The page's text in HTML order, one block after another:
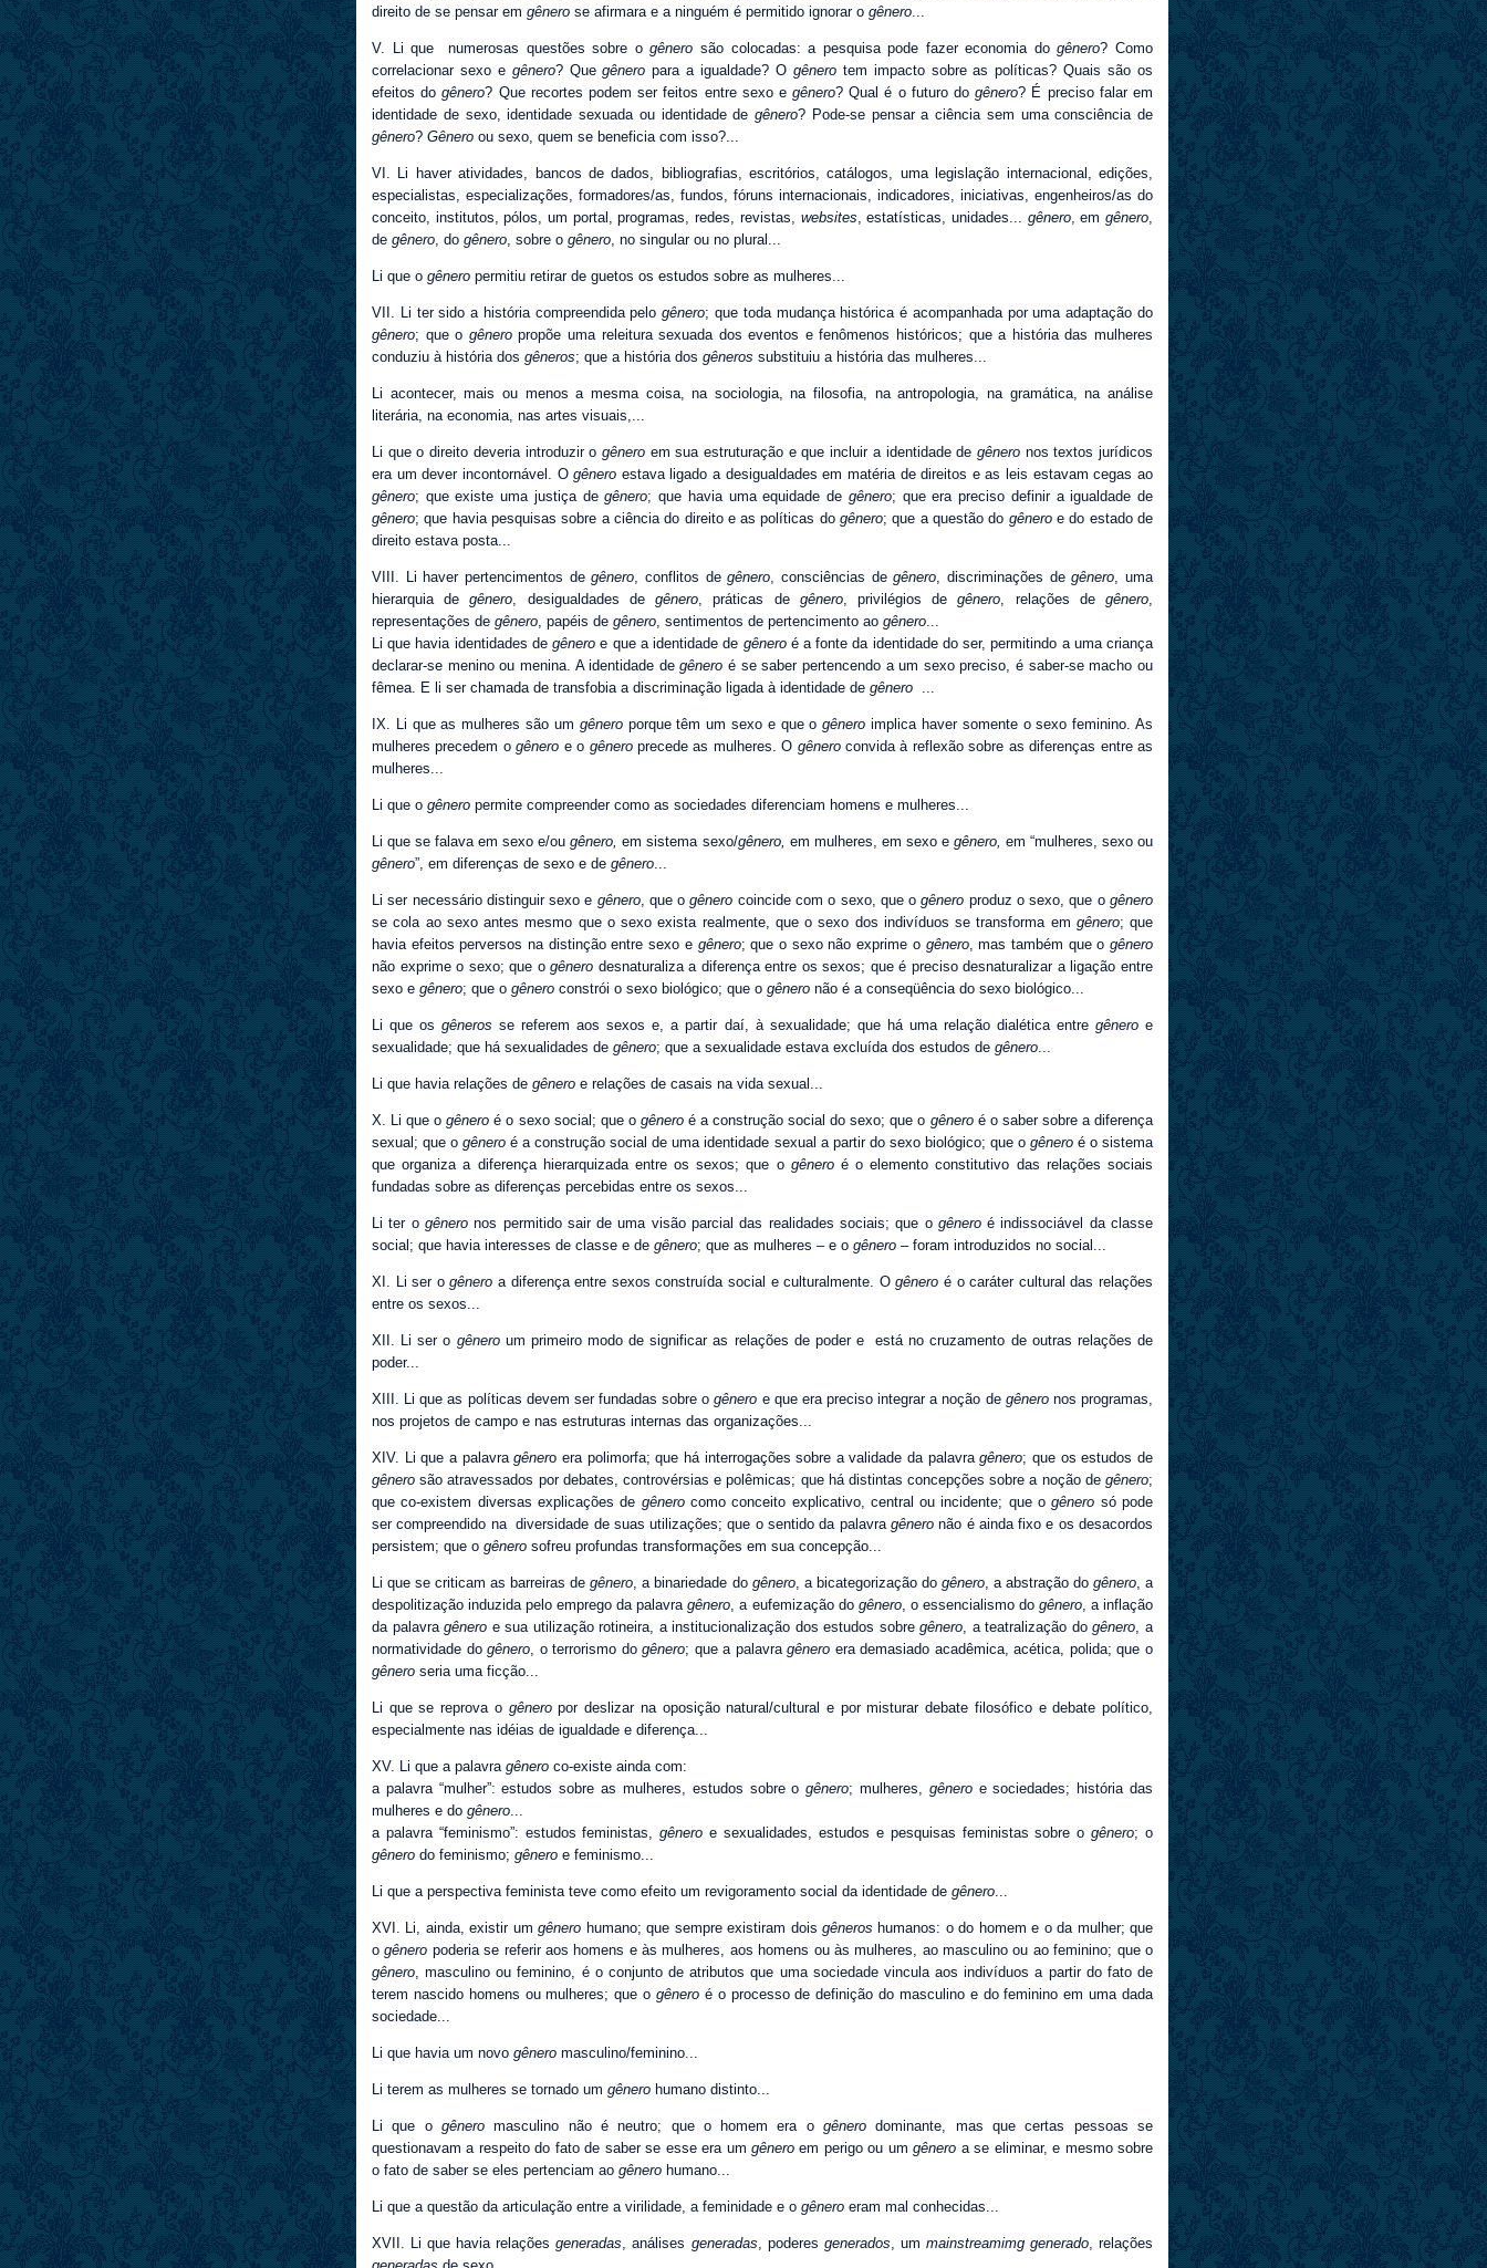
direito de se pensar em gênero se afirmara e a ninguém é permitido ignorar o gênero...
V. Li que numerosas questões sobre ogênero são colocadas: a pesquisa pode fazer economia dogênero? Como
correlacionar sexo e gênero? Quegêneropara a igualdade? O gênerotem impacto sobre as políticas? Quais são os
efeitos dogênero? Que recortes podem ser feitos entre sexo egênero? Qual é o futuro dogênero? É preciso falar em
identidade de sexo, identidade sexuada ou identidade de gênero? Pode-se pensar a ciência sem uma consciência de
gênero? Gênero ou sexo, quem se beneficia com isso?...
VI. Li haver atividades, bancos de dados, bibliografias, escritórios, catálogos, uma legislação internacional, edições,
especialistas, especializações, formadores/as, fundos, fóruns internacionais, indicadores, iniciativas, engenheiros/as do
conceito, institutos, pólos, um portal, programas, redes, revistas, websites, estatísticas, unidades... gênero, emgênero,
de gênero, do gênero, sobre o gênero, no singular ou no plural...
Li que o gênero permitiu retirar de guetos os estudos sobre as mulheres...
VII. Li ter sido a história compreendida pelogênero; que toda mudança histórica é acompanhada por uma adaptação do
gênero; que o gêneropropõe uma releitura sexuada dos eventos e fenômenos históricos; que a história das mulheres
conduziu à história dos gêneros; que a história dos gêneros substituiu a história das mulheres...
Li acontecer, mais ou menos a mesma coisa, na sociologia, na filosofia, na antropologia, na gramática, na análise
literária, na economia, nas artes visuais,...
Li que o direito deveria introduzir o gêneroem sua estruturação e que incluir a identidade de gêneronos textos jurídicos
era um dever incontornável. Ogênero estava ligado a desigualdades em matéria de direitos e as leis estavam cegas ao
gênero; que existe uma justiça degênero; que havia uma equidade de gênero; que era preciso definir a igualdade de
gênero; que havia pesquisas sobre a ciência do direito e as políticas dogênero; que a questão do gêneroe do estado de
direito estava posta...
VIII. Li haver pertencimentos degênero, conflitos degênero, consciências degênero, discriminações degênero, uma
hierarquia degênero, desigualdades degênero, práticas de gênero, privilégios degênero, relações degênero,
representações de gênero, papéis de gênero, sentimentos de pertencimento ao gênero...
Li que havia identidades degênero e que a identidade de gênero é a fonte da identidade do ser, permitindo a uma criança
declarar-se menino ou menina. A identidade degênero é se saber pertencendo a um sexo preciso, é saber-se macho ou
fêmea. E li ser chamada de transfobia a discriminação ligada à identidade de gênero ...
IX. Li que as mulheres são um gênero porque têm um sexo e que ogênero implica haver somente o sexo feminino. As
mulheres precedem ogênero e o gêneroprecede as mulheres. O gêneroconvida à reflexão sobre as diferenças entre as
mulheres...
Li que o gênero permite compreender como as sociedades diferenciam homens e mulheres...
Li que se falava em sexo e/ougênero, em sistema sexo/gênero, em mulheres, em sexo e gênero, em “mulheres, sexo ou
gênero”, em diferenças de sexo e de gênero...
Li ser necessário distinguir sexo e gênero, que ogênero coincide com o sexo, que ogênero produz o sexo, que ogênero
se cola ao sexo antes mesmo que o sexo exista realmente, que o sexo dos indivíduos se transforma em gênero; que
havia efeitos perversos na distinção entre sexo e gênero; que o sexo não exprime o gênero, mas também que ogênero
não exprime o sexo; que ogênero desnaturaliza a diferença entre os sexos; que é preciso desnaturalizar a ligação entre
sexo e gênero; que o gênero constrói o sexo biológico; que o gênero não é a conseqüência do sexo biológico...
Li que osgêneros se referem aos sexos e, a partir daí, à sexualidade; que há uma relação dialética entre gêneroe
sexualidade; que há sexualidades de gênero; que a sexualidade estava excluída dos estudos de gênero...
Li que havia relações de gênero e relações de casais na vida sexual...
X. Li que ogênero é o sexo social; que o gêneroé a construção social do sexo; que o gêneroé o saber sobre a diferença
sexual; que ogênero é a construção social de uma identidade sexual a partir do sexo biológico; que o gêneroé o sistema
que organiza a diferença hierarquizada entre os sexos; que o gêneroé o elemento constitutivo das relações sociais
fundadas sobre as diferenças percebidas entre os sexos...
Li ter o gêneronos permitido sair de uma visão parcial das realidades sociais; que o gêneroé indissociável da classe
social; que havia interesses de classe e de gênero; que as mulheres – e o gênero – foram introduzidos no social...
XI. Li ser ogênero a diferença entre sexos construída social e culturalmente. Ogênero é o caráter cultural das relações
entre os sexos...
XII. Li ser o gêneroum primeiro modo de significar as relações de poder e está no cruzamento de outras relações de
poder...
XIII. Li que as políticas devem ser fundadas sobre ogênero e que era preciso integrar a noção de gêneronos programas,
nos projetos de campo e nas estruturas internas das organizações...
XIV. Li que a palavragênero era polimorfa; que há interrogações sobre a validade da palavragênero; que os estudos de
gênero são atravessados por debates, controvérsias e polêmicas; que há distintas concepções sobre a noção de gênero;
que co-existem diversas explicações de gênerocomo conceito explicativo, central ou incidente; que ogênero só pode
ser compreendido na diversidade de suas utilizações; que o sentido da palavra gêneronão é ainda fixo e os desacordos
persistem; que o gênero sofreu profundas transformações em sua concepção...
Li que se criticam as barreiras degênero, a binariedade do gênero, a bicategorização do gênero, a abstração do gênero, a
despolitização induzida pelo emprego da palavragênero, a eufemização do gênero, o essencialismo do gênero, a inflação
da palavragênero e sua utilização rotineira, a institucionalização dos estudos sobregênero, a teatralização dogênero, a
normatividade dogênero, o terrorismo dogênero; que a palavragênero era demasiado acadêmica, acética, polida; que o
gênero seria uma ficção...
Li que se reprova o gêneropor deslizar na oposição natural/cultural e por misturar debate filosófico e debate político,
especialmente nas idéias de igualdade e diferença...
XV. Li que a palavra gênero co-existe ainda com:
a palavra “mulher”: estudos sobre as mulheres, estudos sobre ogênero; mulheres, gênero e sociedades; história das
mulheres e do gênero...
a palavra “feminismo”: estudos feministas,gênero e sexualidades, estudos e pesquisas feministas sobre ogênero; o
gênero do feminismo; gênero e feminismo...
Li que a perspectiva feminista teve como efeito um revigoramento social da identidade de gênero...
XVI. Li, ainda, existir umgênero humano; que sempre existiram dois gêneros humanos: o do homem e o da mulher; que
ogênero poderia se referir aos homens e às mulheres, aos homens ou às mulheres, ao masculino ou ao feminino; que o
gênero, masculino ou feminino, é o conjunto de atributos que uma sociedade vincula aos indivíduos a partir do fato de
terem nascido homens ou mulheres; que o gêneroé o processo de definição do masculino e do feminino em uma dada
sociedade...
Li que havia um novo gênero masculino/feminino...
Li terem as mulheres se tornado um gênero humano distinto...
Li que o gêneromasculino não é neutro; que o homem era ogênerodominante, mas que certas pessoas se
questionavam a respeito do fato de saber se esse era um gênero em perigo ou umgênero a se eliminar, e mesmo sobre
o fato de saber se eles pertenciam ao gênero humano...
Li que a questão da articulação entre a virilidade, a feminidade e o gênero eram mal conhecidas...
XVII. Li que havia relaçõesgeneradas, análises generadas, poderes generados, um mainstreamimg generado, relações